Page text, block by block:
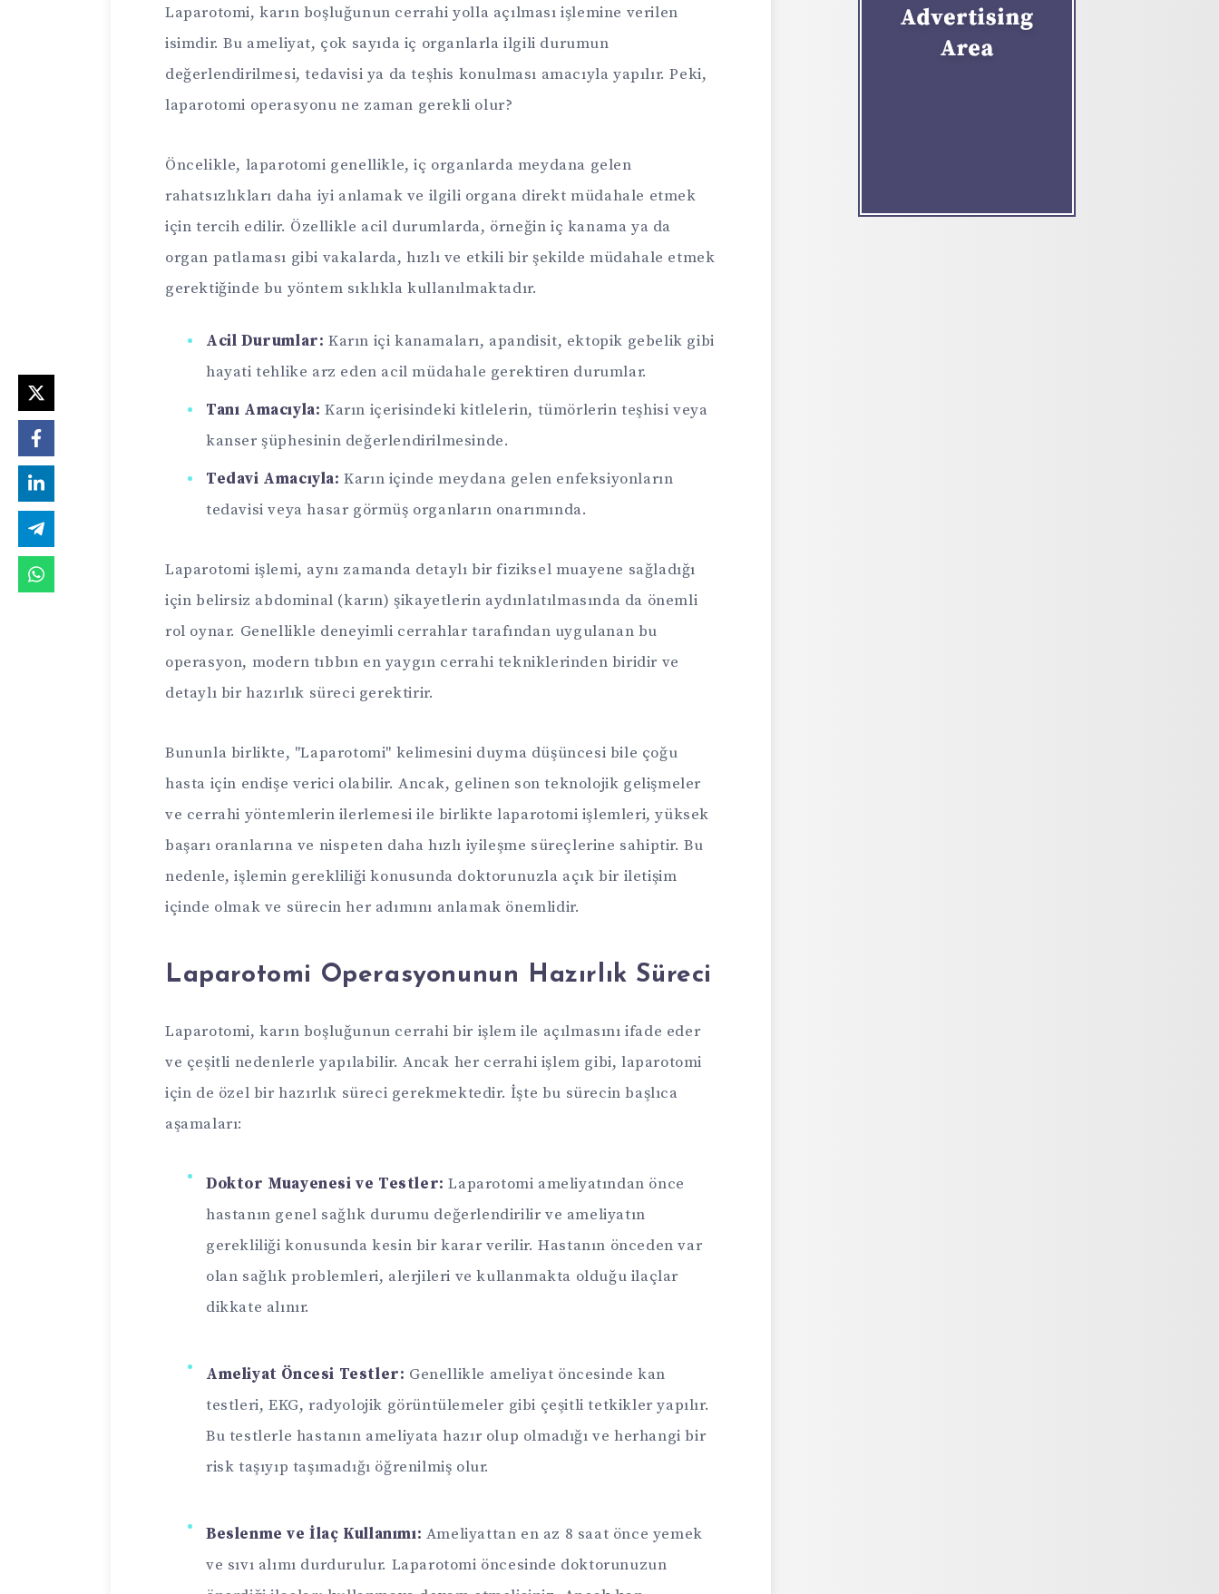
Laparotomi, karın boşluğunun cerrahi yolla açılması işlemine verilen
isimdir. Bu ameliyat, çok sayıda iç organlarla ilgili durumun
değerlendirilmesi, tedavisi ya da teşhis konulması amacıyla yapılır. Peki,
laparotomi operasyonu ne zaman gerekli olur?
Öncelikle, laparotomi genellikle, iç organlarda meydana gelen
rahatsızlıkları daha iyi anlamak ve ilgili organa direkt müdahale etmek
için tercih edilir. Özellikle acil durumlarda, örneğin iç kanama ya da
organ patlaması gibi vakalarda, hızlı ve etkili bir şekilde müdahale etmek
gerektiğinde bu yöntem sıklıkla kullanılmaktadır.
Acil Durumlar: Karın içi kanamaları, apandisit, ektopik gebelik gibi
hayati tehlike arz eden acil müdahale gerektiren durumlar.
Tanı Amacıyla: Karın içerisindeki kitlelerin, tümörlerin teşhisi veya
kanser şüphesinin değerlendirilmesinde.
Tedavi Amacıyla: Karın içinde meydana gelen enfeksiyonların
tedavisi veya hasar görmüş organların onarımında.
Laparotomi işlemi, aynı zamanda detaylı bir fiziksel muayene sağladığı
için belirsiz abdominal (karın) şikayetlerin aydınlatılmasında da önemli
rol oynar. Genellikle deneyimli cerrahlar tarafından uygulanan bu
operasyon, modern tıbbın en yaygın cerrahi tekniklerinden biridir ve
detaylı bir hazırlık süreci gerektirir.
Bununla birlikte, "Laparotomi" kelimesini duyma düşüncesi bile çoğu
hasta için endişe verici olabilir. Ancak, gelinen son teknolojik gelişmeler
ve cerrahi yöntemlerin ilerlemesi ile birlikte laparotomi işlemleri, yüksek
başarı oranlarına ve nispeten daha hızlı iyileşme süreçlerine sahiptir. Bu
nedenle, işlemin gerekliliği konusunda doktorunuzla açık bir iletişim
içinde olmak ve sürecin her adımını anlamak önemlidir.
Laparotomi Operasyonunun Hazırlık Süreci
Laparotomi, karın boşluğunun cerrahi bir işlem ile açılmasını ifade eder
ve çeşitli nedenlerle yapılabilir. Ancak her cerrahi işlem gibi, laparotomi
için de özel bir hazırlık süreci gerekmektedir. İşte bu sürecin başlıca
aşamaları:
Doktor Muayenesi ve Testler: Laparotomi ameliyatından önce
hastanın genel sağlık durumu değerlendirilir ve ameliyatın
gerekliliği konusunda kesin bir karar verilir. Hastanın önceden var
olan sağlık problemleri, alerjileri ve kullanmakta olduğu ilaçlar
dikkate alınır.
Ameliyat Öncesi Testler: Genellikle ameliyat öncesinde kan
testleri, EKG, radyolojik görüntülemeler gibi çeşitli tetkikler yapılır.
Bu testlerle hastanın ameliyata hazır olup olmadığı ve herhangi bir
risk taşıyıp taşımadığı öğrenilmiş olur.
Beslenme ve İlaç Kullanımı: Ameliyattan en az 8 saat önce yemek
ve sıvı alımı durdurulur. Laparotomi öncesinde doktorunuzun